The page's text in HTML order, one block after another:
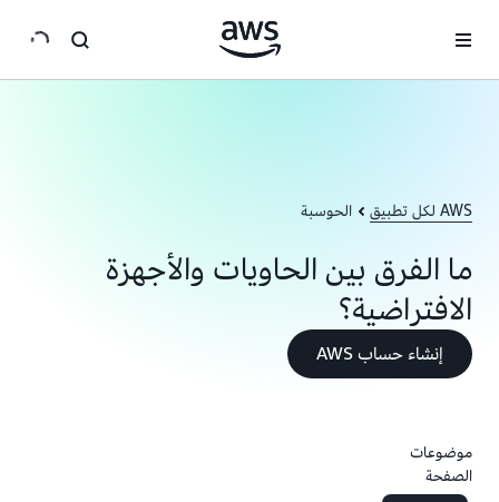
AWS لكل تطبيق الحوسبة
ما الفرق بين الحاويات والأجهزة
الافتراضية؟
إنشاء حساب AWS
موضوعات
الصفحة